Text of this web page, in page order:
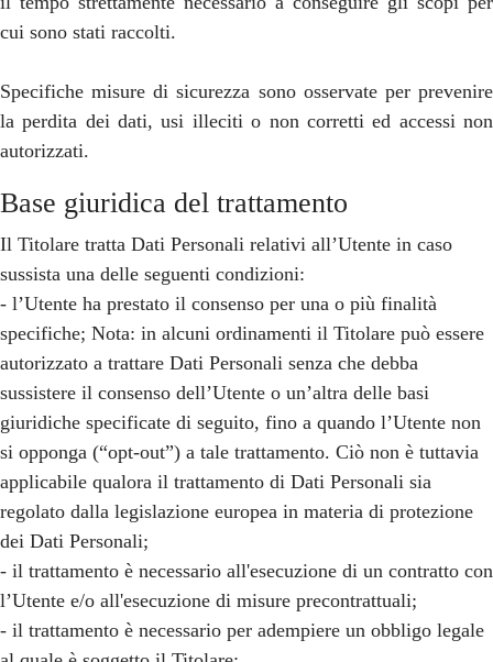
cui sono stati raccolti.
Specifiche misure di sicurezza sono osservate per prevenire
la perdita dei dati, usi illeciti o non corretti ed accessi non
autorizzati.
Base giuridica del trattamento
Il Titolare tratta Dati Personali relativi all’Utente in caso
sussista una delle seguenti condizioni:
- l’Utente ha prestato il consenso per una o più finalità
specifiche; Nota: in alcuni ordinamenti il Titolare può essere
autorizzato a trattare Dati Personali senza che debba
sussistere il consenso dell’Utente o un’altra delle basi
giuridiche specificate di seguito, fino a quando l’Utente non
si opponga (“opt-out”) a tale trattamento. Ciò non è tuttavia
applicabile qualora il trattamento di Dati Personali sia
regolato dalla legislazione europea in materia di protezione
dei Dati Personali;
- il trattamento è necessario all'esecuzione di un contratto con
l’Utente e/o all'esecuzione di misure precontrattuali;
- il trattamento è necessario per adempiere un obbligo legale